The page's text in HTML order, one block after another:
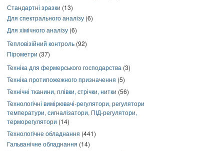
Стандартні зразки (13)
Для спектрального аналізу (6)
Для хімічного аналізу (6)
Тепловізійний контроль (92)
Пірометри (37)
Техніка для фермерського господарства (3)
Техніка протипожежного призначення (5)
Технічні тканини, плівки, стрічки, нитки (56)
Технологічні вимірювачі-регулятори, регулятори
температури, сигналізатори, ПІД-регулятори,
терморегулятори (14)
Технологічне обладнання (441)
Гальванічне обладнання (14)